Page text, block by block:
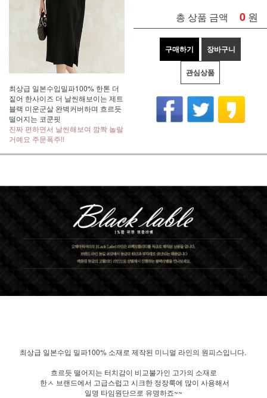
최상급 일본수입밀파100% 한톤 더
짙어 한사이즈 더 날씬해보이는 제트
블랙 미운군살 완벽커버하며 흐르듯
떨어지는 코쿤핏
진짜 편하면서 날씬해보여 깜짝 놀랄
거예요 주문폭주!!
총 상품 금액 0 원
구매하기 장바구니
관심상품
최상급 일본수입 밀파100% 소재로 제작된 미니멀 라인의 원피스입니다.
흐르듯 떨어지는 터치감이 비교불가인 고가의 소재로
한ㅅ 브랜드에서 고급스럽고 시크한 정장룩에 많이 사용해서
일명 타임원단으로 유명하죠~~